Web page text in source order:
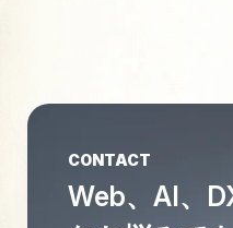
CONTACT
Web、AI、